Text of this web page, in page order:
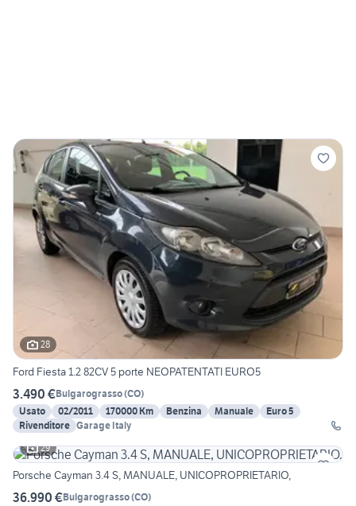
28
Ford Fiesta 1.2 82CV 5 porte NEOPATENTATI EURO5
3.490 €Bulgarograsso(CO)
Usato
02/2011 170000 Km Benzina Manuale
Euro 5
Rivenditore Garage Italy
29
Porsche Cayman 3.4 S, MANUALE, UNICOPROPRIETARIO,
36.990 €Bulgarograsso(CO)